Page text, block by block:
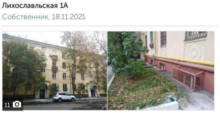
Лихославльская 1А
Собственник, 18.11.2021
11